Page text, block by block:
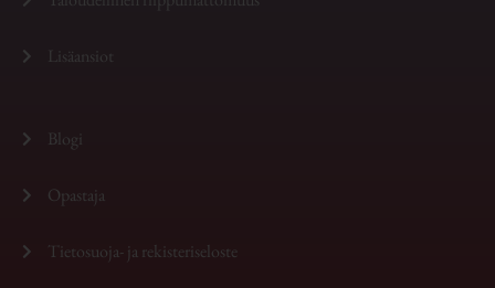
Lisäansiot
Blogi
Opastaja
Tietosuoja- ja rekisteriseloste